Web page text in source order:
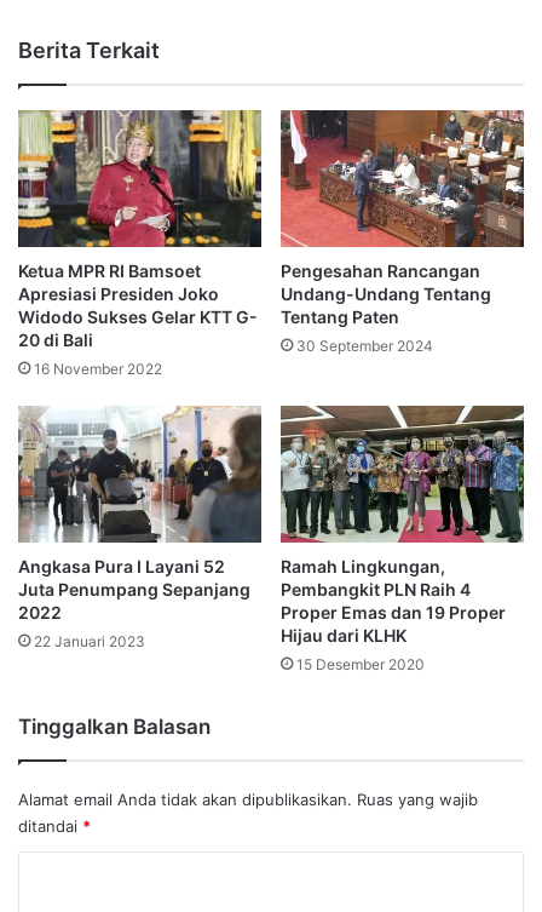
Berita Terkait
Ketua MPR RI Bamsoet
Apresiasi Presiden Joko
Widodo Sukses Gelar KTT G-
20 di Bali
16 November 2022
Pengesahan Rancangan
Undang-Undang Tentang
Tentang Paten
30 September 2024
Angkasa Pura I Layani 52
Juta Penumpang Sepanjang
2022
22 Januari 2023
Ramah Lingkungan,
Pembangkit PLN Raih 4
Proper Emas dan 19 Proper
Hijau dari KLHK
15 Desember 2020
Tinggalkan Balasan
Alamat email Anda tidak akan dipublikasikan. Ruas yang wajib
ditandai *